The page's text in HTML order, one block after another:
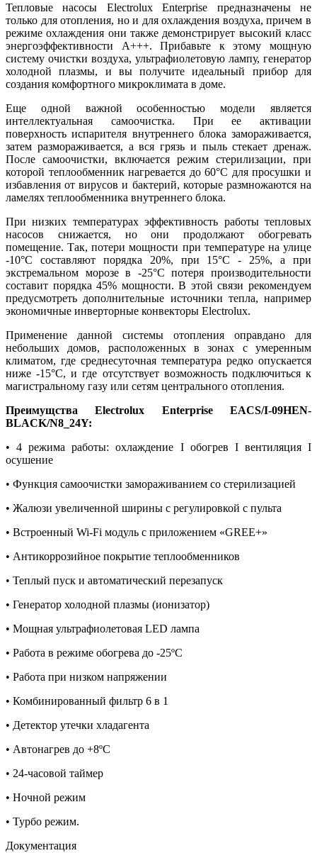
Тепловые насосы Electrolux Enterprise предназначены не
только для отопления, но и для охлаждения воздуха, причем в
режиме охлаждения они также демонстрирует высокий класс
энергоэффективности А+++. Прибавьте к этому мощную
систему очистки воздуха, ультрафиолетовую лампу, генератор
холодной плазмы, и вы получите идеальный прибор для
создания комфортного микроклимата в доме.
Еще одной важной особенностью модели является
интеллектуальная самоочистка. При ее активации
поверхность испарителя внутреннего блока замораживается,
затем размораживается, а вся грязь и пыль стекает дренаж.
После самоочистки, включается режим стерилизации, при
которой теплообменник нагревается до 60°С для просушки и
избавления от вирусов и бактерий, которые размножаются на
ламелях теплообменника внутреннего блока.
При низких температурах эффективность работы тепловых
насосов снижается, но они продолжают обогревать
помещение. Так, потери мощности при температуре на улице
-10°С составляют порядка 20%, при 15°С - 25%, а при
экстремальном морозе в -25°С потеря производительности
составит порядка 45% мощности. В этой связи рекомендуем
предусмотреть дополнительные источники тепла, например
экономичные инверторные конвекторы Electrolux.
Применение данной системы отопления оправдано для
небольших домов, расположенных в зонах с умеренным
климатом, где среднесуточная температура редко опускается
ниже -15°С, и где отсутствует возможность подключиться к
магистральному газу или сетям центрального отопления.
Преимущства Electrolux Enterprise EACS/I-09HEN-
BLACK/N8_24Y:
• 4 режима работы: охлаждение I обогрев I вентиляция I
осушение
• Функция самоочистки замораживанием со стерилизацией
• Жалюзи увеличенной ширины с регулировкой с пульта
• Встроенный Wi-Fi модуль с приложением «GREE+»
• Антикоррозийное покрытие теплообменников
• Теплый пуск и автоматический перезапуск
• Генератор холодной плазмы (ионизатор)
• Мощная ультрафиолетовая LED лампа
• Работа в режиме обогрева до -25ºС
• Работа при низком напряжении
• Комбинированный фильтр 6 в 1
• Детектор утечки хладагента
• Автонагрев до +8ºС
• 24-часовой таймер
• Ночной режим
• Турбо режим.
Документация